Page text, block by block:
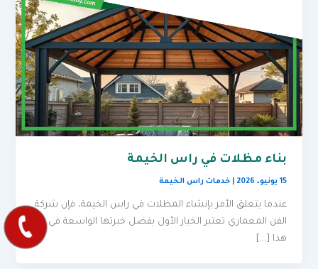
بناء مظلات في راس الخيمة
15 يونيو، 2026 |خدمات راس الخيمة
عندما يتعلق الأمر بإنشاء المظلات في راس الخيمة، فإن شركة
الفن المعماري تعتبر الخيار الأول بفضل خبرتها الواسعة في
هذا […]